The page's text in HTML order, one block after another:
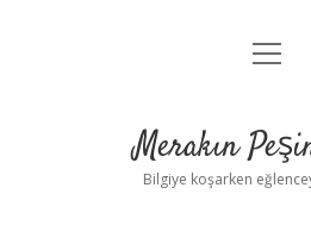
Anasayfa
Yasal
menüyü
Merakın
Bilgiye koşarken